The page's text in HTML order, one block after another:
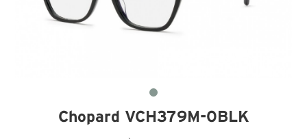
Chopard VCH379M-0BLK